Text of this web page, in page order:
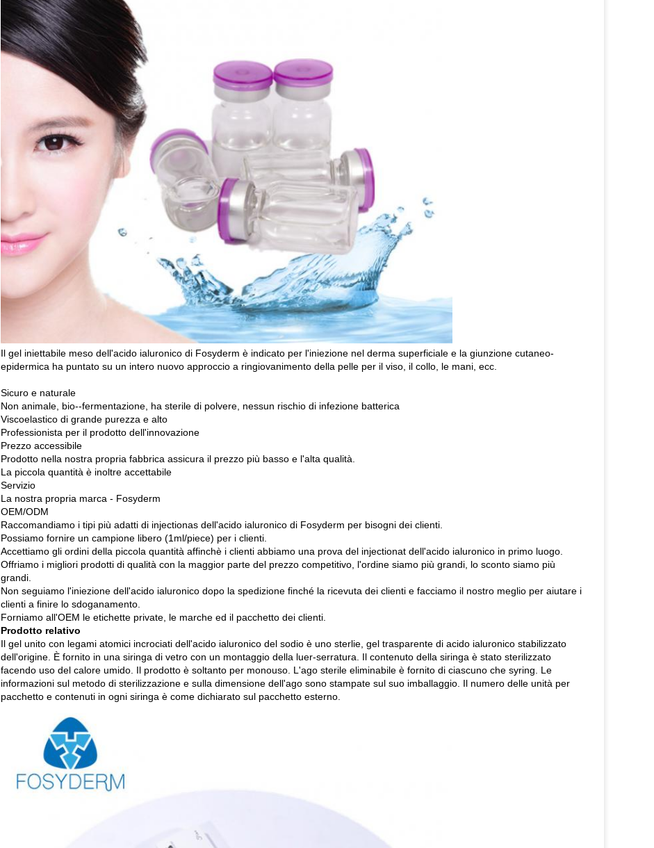
Il gel iniettabile meso dell'acido ialuronico di Fosyderm è indicato per l'iniezione nel derma superficiale e la giunzione cutaneo-
epidermica ha puntato su un intero nuovo approccio a ringiovanimento della pelle per il viso, il collo, le mani, ecc.
Sicuro e naturale
Non animale, bio--fermentazione, ha sterile di polvere, nessun rischio di infezione batterica
Viscoelastico di grande purezza e alto
Professionista per il prodotto dell'innovazione
Prezzo accessibile
Prodotto nella nostra propria fabbrica assicura il prezzo più basso e l'alta qualità.
La piccola quantità è inoltre accettabile
Servizio
La nostra propria marca - Fosyderm
OEM/ODM
Raccomandiamo i tipi più adatti di injectionas dell'acido ialuronico di Fosyderm per bisogni dei clienti.
Possiamo fornire un campione libero (1ml/piece) per i clienti.
Accettiamo gli ordini della piccola quantità affinchè i clienti abbiamo una prova del injectionat dell'acido ialuronico in primo luogo.
Offriamo i migliori prodotti di qualità con la maggior parte del prezzo competitivo, l'ordine siamo più grandi, lo sconto siamo più
grandi.
Non seguiamo l'iniezione dell'acido ialuronico dopo la spedizione finché la ricevuta dei clienti e facciamo il nostro meglio per aiutare i
clienti a finire lo sdoganamento.
Forniamo all'OEM le etichette private, le marche ed il pacchetto dei clienti.
Prodotto relativo
Il gel unito con legami atomici incrociati dell'acido ialuronico del sodio è uno sterlie, gel trasparente di acido ialuronico stabilizzato
dell'origine. È fornito in una siringa di vetro con un montaggio della luer-serratura. Il contenuto della siringa è stato sterilizzato
facendo uso del calore umido. Il prodotto è soltanto per monouso. L'ago sterile eliminabile è fornito di ciascuno che syring. Le
informazioni sul metodo di sterilizzazione e sulla dimensione dell'ago sono stampate sul suo imballaggio. Il numero delle unità per
pacchetto e contenuti in ogni siringa è come dichiarato sul pacchetto esterno.